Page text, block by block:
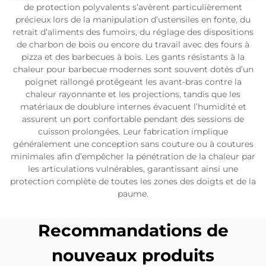
de protection polyvalents s’avèrent particulièrement
précieux lors de la manipulation d’ustensiles en fonte, du
retrait d’aliments des fumoirs, du réglage des dispositions
de charbon de bois ou encore du travail avec des fours à
pizza et des barbecues à bois. Les gants résistants à la
chaleur pour barbecue modernes sont souvent dotés d’un
poignet rallongé protégeant les avant-bras contre la
chaleur rayonnante et les projections, tandis que les
matériaux de doublure internes évacuent l’humidité et
assurent un port confortable pendant des sessions de
cuisson prolongées. Leur fabrication implique
généralement une conception sans couture ou à coutures
minimales afin d’empêcher la pénétration de la chaleur par
les articulations vulnérables, garantissant ainsi une
protection complète de toutes les zones des doigts et de la
paume.
Recommandations de
nouveaux produits